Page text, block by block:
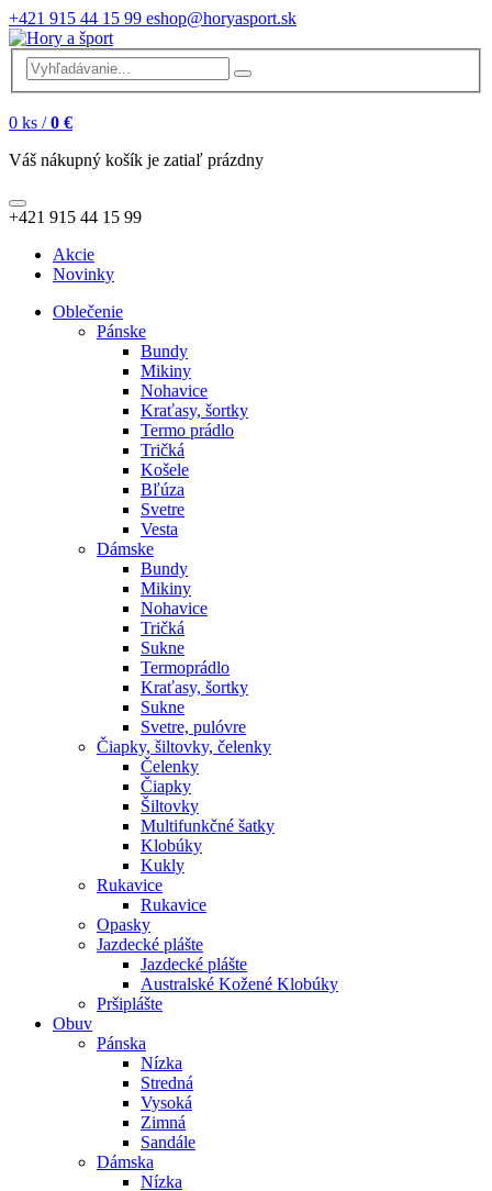
+421 915 44 15 99 eshop@horyasport.sk
0 ks / 0 €
Váš nákupný košík je zatiaľ prázdny
+421 915 44 15 99
Akcie
Novinky
Oblečenie
Pánske
Bundy
Mikiny
Nohavice
Kraťasy, šortky
Termo prádlo
Tričká
Košele
Bľúza
Svetre
Vesta
Dámske
Bundy
Mikiny
Nohavice
Tričká
Sukne
Termoprádlo
Kraťasy, šortky
Sukne
Svetre, pulóvre
Čiapky, šiltovky, čelenky
Čelenky
Čiapky
Šiltovky
Multifunkčné šatky
Klobúky
Kukly
Rukavice
Rukavice
Opasky
Jazdecké plášte
Jazdecké plášte
Australské Kožené Klobúky
Pršiplášte
Obuv
Pánska
Nízka
Stredná
Vysoká
Zimná
Sandále
Dámska
Nízka